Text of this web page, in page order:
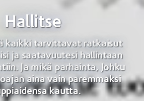
Hallitse
kaikki tarvittavat ratkaisut
ja saatavuutesi hallintaan
Ja mikä parhainta, Johku
aina vain paremmaksi
kautta.